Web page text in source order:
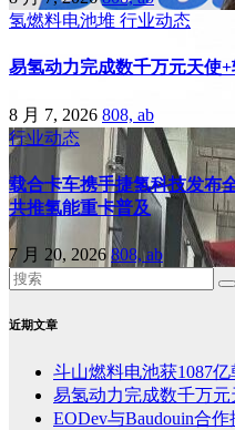
氢燃料电池堆 行业动态
易氢动力完成数千万元天使
8 月 7, 2026 808, ab
行业动态
载合卡车携手捷氢科技发布
共推氢能重卡普及
7 月 20, 2026 808, ab
近期文章
斗山燃料电池获1087
易氢动力完成数千万元
EODev与Baudouin合